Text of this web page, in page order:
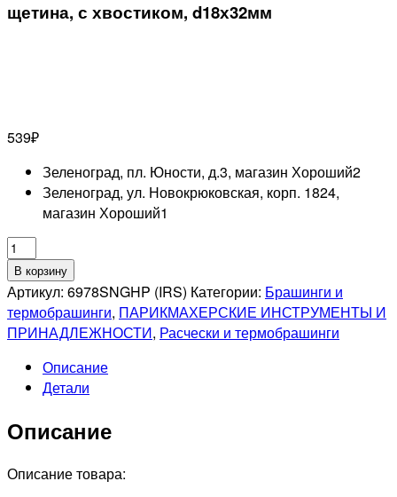
щетина, с хвостиком, d18х32мм
539₽
Зеленоград, пл. Юности, д.3, магазин Хороший2
Зеленоград, ул. Новокрюковская, корп. 1824,
магазин Хороший1
Количество
товара
DEWAL
PRO
EASY
Термобрашинг,
керамическое
нейлоновая
с
В корзину
Артикул: 6978SNGHP (IRS) Категории: Брашинги и
термобрашинги, ПАРИКМАХЕРСКИЕ ИНСТРУМЕНТЫ И
ПРИНАДЛЕЖНОСТИ, Расчески и термобрашинги
Описание
Детали
Описание
Описание товара: